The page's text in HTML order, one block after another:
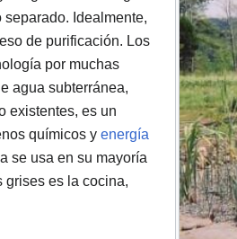
Idealmente,
de purificación. Los
por muchas
agua subterránea,
existentes, es un
químicos y energía
se usa en su mayoría
grises es la cocina,